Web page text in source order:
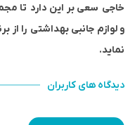
خاجی سعی بر این دارد تا
و لوازم جانبی بهداشتی را
نماید.
دیدگاه های کاربران